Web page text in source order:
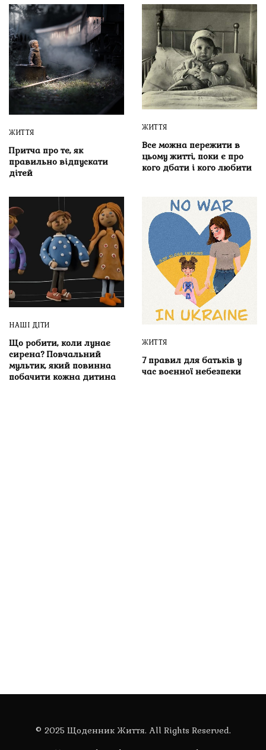
ЖИТТЯ
Притча про те, як
правильно відпускати
дітей
ЖИТТЯ
Все можна пережити в
цьому житті, поки є про
кого дбати і кого любити
НАШІ ДІТИ
Що робити, коли лунає
сирена? Повчальний
мультик, який повинна
побачити кожна дитина
ЖИТТЯ
7 правил для батьків у
час воєнної небезпеки
© 2025 Щоденник Життя. All Rights Reserved.